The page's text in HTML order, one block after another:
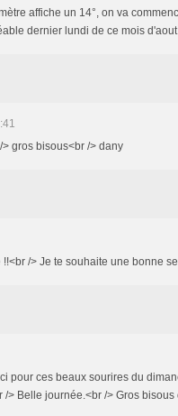
affiche un 14°, on va
dernier lundi de ce mois
gros bisous<br /> dany
/> Je te souhaite une bonne
pour ces beaux sourires du
> Belle journée.<br /> Gros bisous